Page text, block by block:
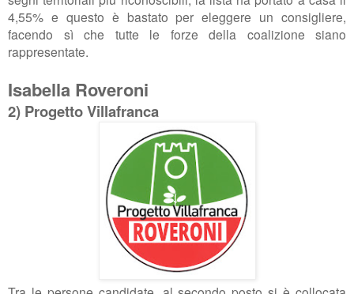
4,55% e questo è bastato per eleggere un consigliere,
facendo sì che tutte le forze della coalizione siano
rappresentate.
Isabella Roveroni
2) Progetto Villafranca